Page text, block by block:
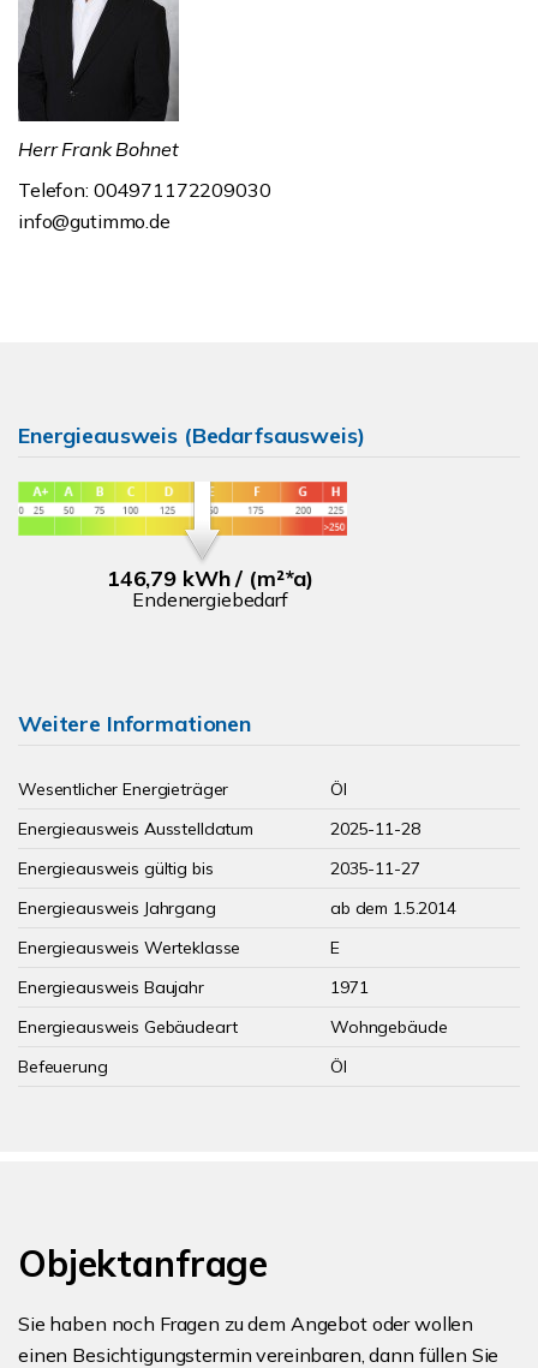
Herr Frank Bohnet
Telefon: 004971172209030
info@gutimmo.de
Energieausweis (Bedarfsausweis)
146,79 kWh / (m²*a)
Endenergiebedarf
Weitere Informationen
Wesentlicher Energieträger
Öl
Energieausweis Ausstelldatum
2025-11-28
Energieausweis gültig bis
2035-11-27
Energieausweis Jahrgang
ab dem 1.5.2014
Energieausweis Werteklasse
E
Energieausweis Baujahr
1971
Energieausweis Gebäudeart
Wohngebäude
Befeuerung
Öl
Objektanfrage
Sie haben noch Fragen zu dem Angebot oder wollen
einen Besichtigungstermin vereinbaren, dann füllen Sie